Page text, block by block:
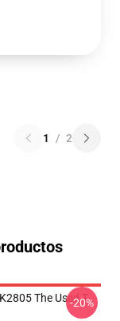
1 / 2
The Used T-
-20%